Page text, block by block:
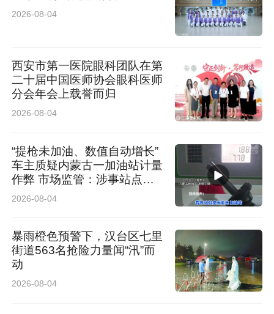
2026-08-04
西安市第一医院眼科团队在第
二十届中国医师协会眼科医师
分会年会上载誉而归
2026-08-04
“提枪未加油、数值自动增长”
车主质疑内蒙古一加油站计量
作弊 市场监管：涉事站点停
业 加油机封存送检
2026-08-04
暴雨橙色预警下，汉台区七里
街道563名抢险力量闻“汛”而
动
2026-08-04